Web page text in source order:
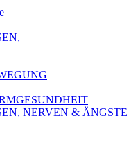
NERVEN & ÄNGSTE